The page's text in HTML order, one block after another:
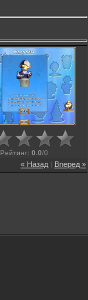
Рейтинг: 0.0/0
« Назад Вперед »